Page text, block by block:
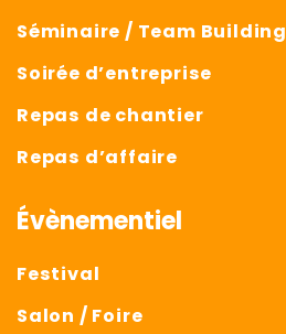
Séminaire / Team Building
Soirée d’entreprise
Repas de chantier
Repas d’affaire
Évènementiel
Festival
Salon / Foire